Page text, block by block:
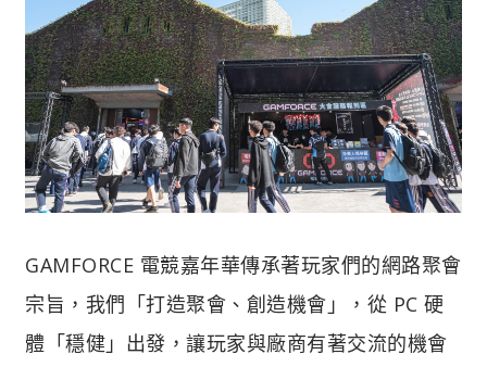
GAMFORCE 電競嘉年華傳承著玩家們的網路聚會
宗旨，我們「打造聚會、創造機會」，從 PC 硬
體「穩健」出發，讓玩家與廠商有著交流的機會